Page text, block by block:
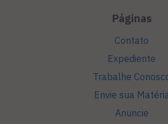
Páginas
Contato
Expediente
Trabalhe
Envie sua Matéria
Anuncie